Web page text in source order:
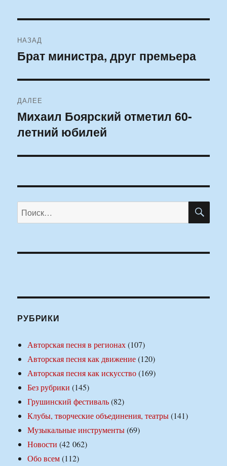
по
НАЗАД
Предыдущая
Брат министра, друг премьера
ДАЛЕЕ
Следующая
запись:
Михаил Боярский отметил 60-
летний юбилей
Искать:
РУБРИКИ
Авторская песня в регионах(107)
Авторская песня как движение(120)
Авторская песня как искусство(169)
Без рубрики (145)
Грушинский фестиваль(82)
Клубы, творческие объединения, театры(141)
Музыкальные инструменты(69)
Новости (42 062)
Обо всем(112)